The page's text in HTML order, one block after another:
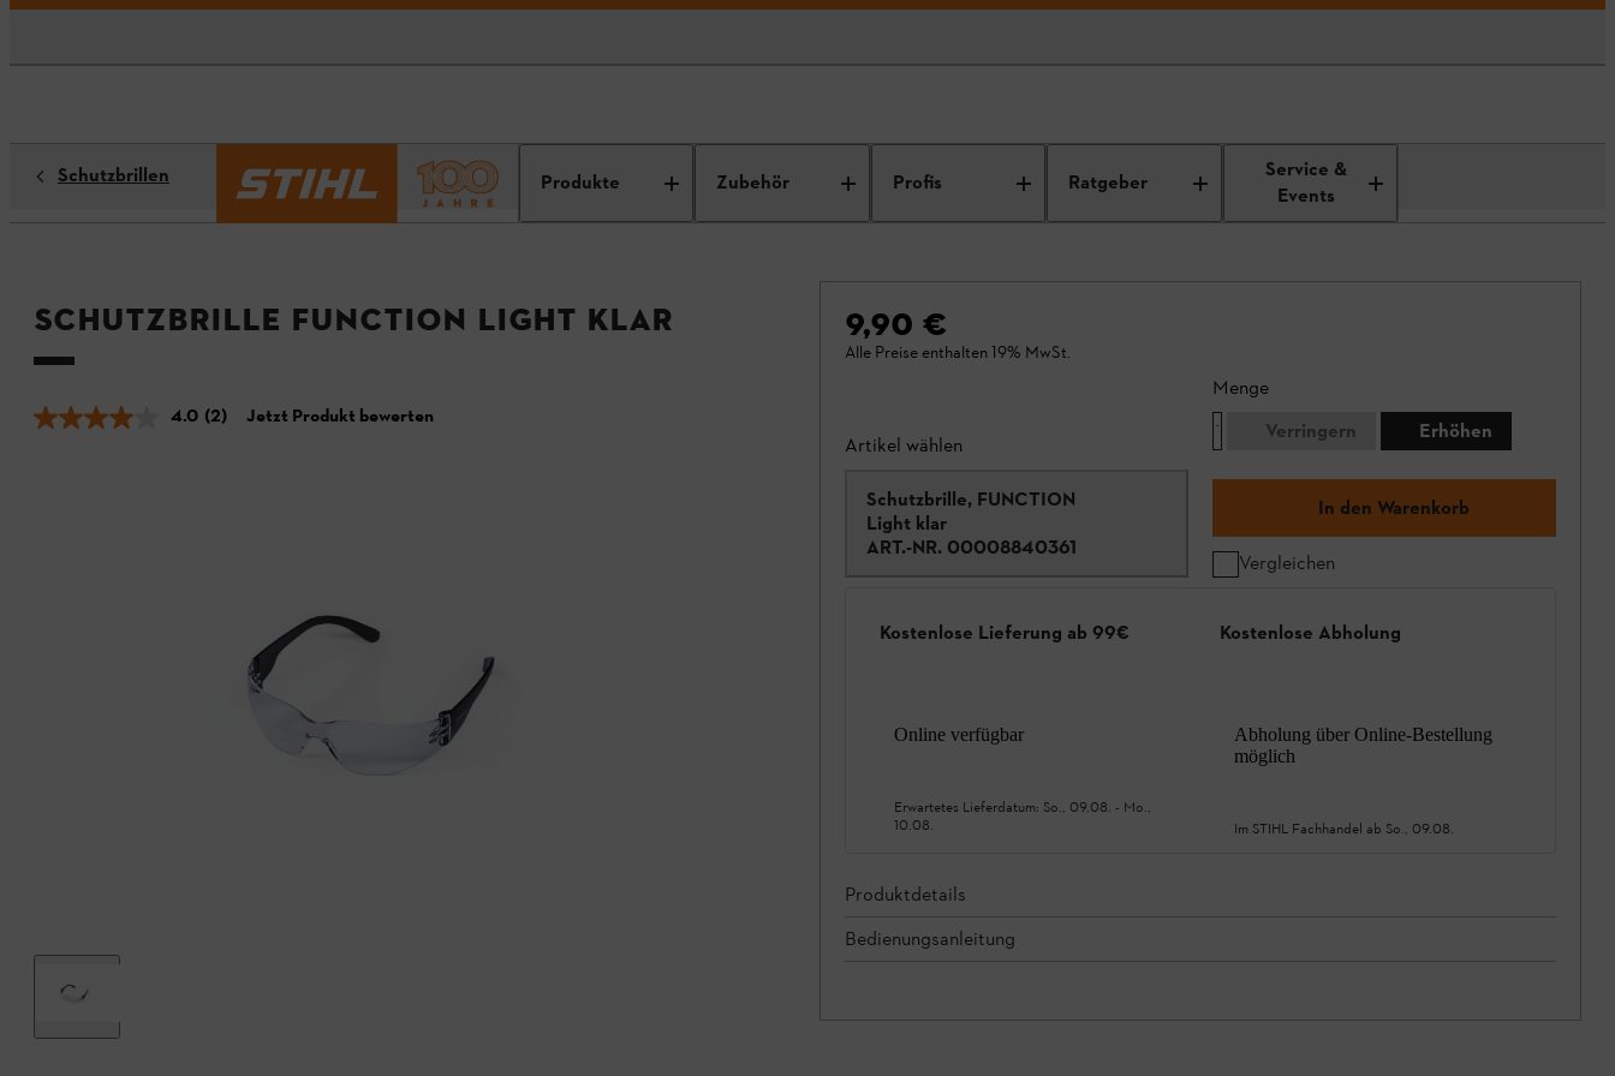
Produkte Zubehör Profis Ratgeber
Service &
Events
Schutzbrillen
Schutzbrille FUNCTION Light klar
4.0 (2) Jetzt Produkt bewerten
9,90 €
Alle Preise enthalten 19% MwSt.
Artikel wählen
Schutzbrille, FUNCTION
Light klar
ART.-NR. 00008840361
Menge
Verringern
Erhöhen
In den Warenkorb
Vergleichen
Kostenlose Lieferung ab 99€
Online verfügbar
Erwartetes Lieferdatum: So., 09.08. - Mo.,
10.08.
Kostenlose Abholung
Abholung über Online-Bestellung
möglich
Im STIHL Fachhandel ab So., 09.08.
Produktdetails
Bedienungsanleitung